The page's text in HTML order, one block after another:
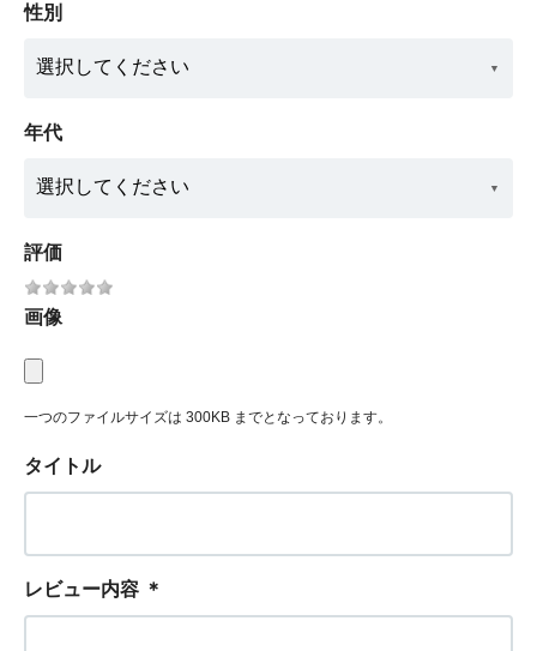
性別
年代
評価
画像
一つのファイルサイズは 300KB までとなっております。
タイトル
レビュー内容 ＊